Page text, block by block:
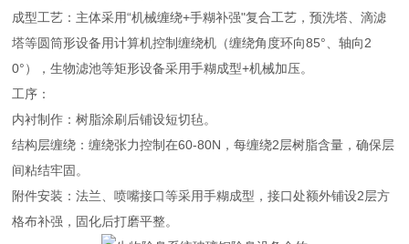
成型工艺：主体采用“机械缠绕+手糊补强"复合工艺，预洗塔、滴滤
塔等圆筒形设备用计算机控制缠绕机（缠绕角度环向85°、轴向2
0°），生物滤池等矩形设备采用手糊成型+机械加压。
工序：
内衬制作：树脂涂刷后铺设短切毡。
结构层缠绕：缠绕张力控制在60-80N，每缠绕2层树脂含量，确保层
间粘结牢固。
附件安装：法兰、喷嘴接口等采用手糊成型，接口处额外铺设2层方
格布补强，固化后打磨平整。